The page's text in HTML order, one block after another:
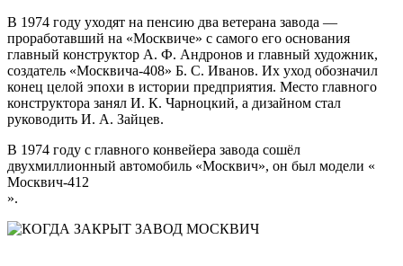
В 1974 году уходят на пенсию два ветерана завода —
проработавший на «Москвиче» с самого его основания
главный конструктор А. Ф. Андронов и главный художник,
создатель «Москвича-408» Б. С. Иванов. Их уход обозначил
конец целой эпохи в истории предприятия. Место главного
конструктора занял И. К. Чарноцкий, а дизайном стал
руководить И. А. Зайцев.
В 1974 году с главного конвейера завода сошёл
двухмиллионный автомобиль «Москвич», он был модели «
Москвич-412
».